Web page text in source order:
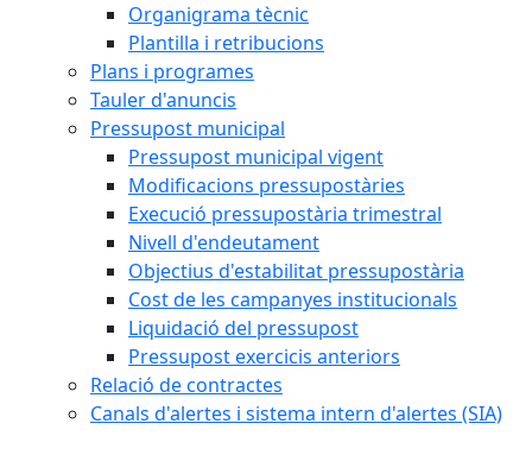
Organigrama tècnic
Plantilla i retribucions
Plans i programes
Tauler d'anuncis
Pressupost municipal
Pressupost municipal vigent
Modificacions pressupostàries
Execució pressupostària trimestral
Nivell d'endeutament
Objectius d'estabilitat pressupostària
Cost de les campanyes institucionals
Liquidació del pressupost
Pressupost exercicis anteriors
Relació de contractes
Canals d'alertes i sistema intern d'alertes (SIA)